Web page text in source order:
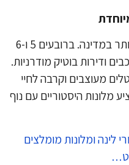
מרכז הלינה העיקרי והפופולרי ביותר במדינה. ברובעים 5 ו-6
בדירוג 5 כוכבים ודירות בוטיק מודרניות.
מעוצבים וקרבה לחיי
היסטוריים עם נוף
ומלונות מומלצים